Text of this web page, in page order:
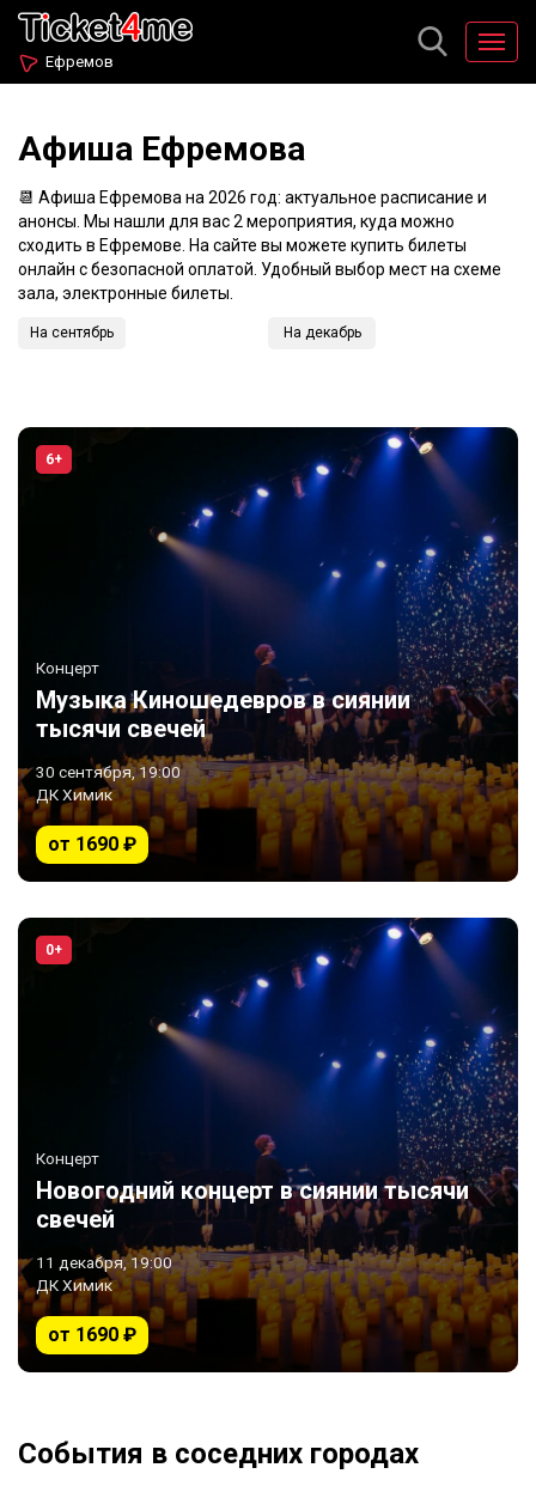
Ефремов
Афиша Ефремова
📆 Афиша Ефремова на 2026 год: актуальное расписание и
анонсы. Мы нашли для вас 2 мероприятия, куда можно
сходить в Ефремове. На сайте вы можете купить билеты
онлайн с безопасной оплатой. Удобный выбор мест на схеме
зала, электронные билеты.
На сентябрь На декабрь
6+
Концерт
Музыка Киношедевров в сиянии
тысячи свечей
30 сентября, 19:00
ДК Химик
от 1690 ₽
0+
Концерт
Новогодний концерт в сиянии тысячи
свечей
11 декабря, 19:00
ДК Химик
от 1690 ₽
События в соседних городах